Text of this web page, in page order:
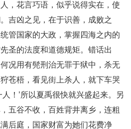
，花言巧语，似乎说得实在，使
吉凶之见，在于识善，成败之
管国家的大政，掌握四海之内的
圣的法度和道德规矩。错话出
况用有髡刑治无罪于狱中，杀无
苍梧，看见街上杀人，就下车哭
！’所以夏禹很快就兴盛起来。另
五谷不收，百姓背井离乡，连粗
后庭，国家财富为她们花费净